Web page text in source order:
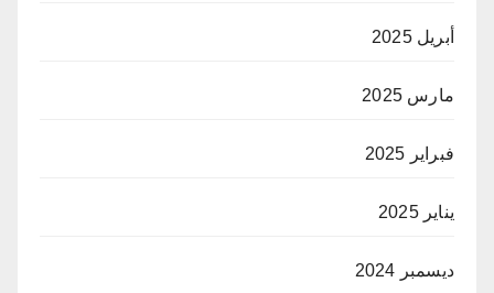
أبريل 2025
مارس 2025
فبراير 2025
يناير 2025
ديسمبر 2024